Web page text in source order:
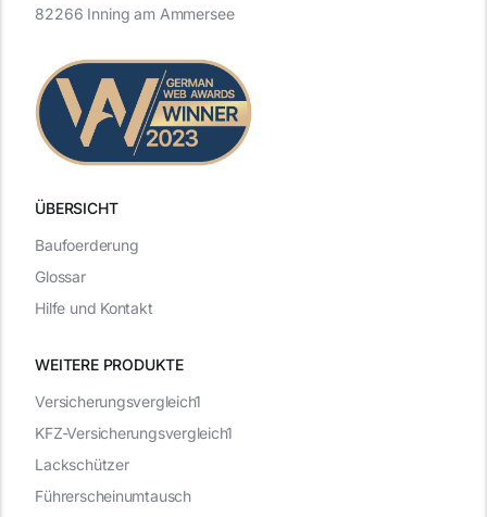
ÜBERSICHT
WEITERE PRODUKTE
Versicherungsvergleich1
KFZ-Versicherungsvergleich1
Lackschützer
Führerscheinumtausch
82266 Inning am Ammersee
Baufoerderung
Glossar
Hilfe und Kontakt